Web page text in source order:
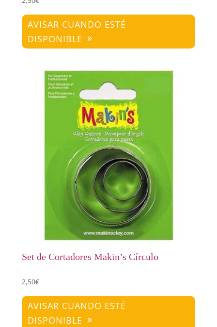
AVISAR CUANDO ESTÉ
DISPONIBLE
Set de Cortadores Makin’s Círculo
2,50€
AVISAR CUANDO ESTÉ
DISPONIBLE